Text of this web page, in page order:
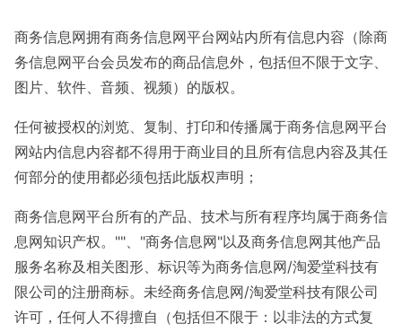
商务信息网拥有商务信息网平台网站内所有信息内容（除商
务信息网平台会员发布的商品信息外，包括但不限于文字、
图片、软件、音频、视频）的版权。
任何被授权的浏览、复制、打印和传播属于商务信息网平台
网站内信息内容都不得用于商业目的且所有信息内容及其任
何部分的使用都必须包括此版权声明；
商务信息网平台所有的产品、技术与所有程序均属于商务信
息网知识产权。""、"商务信息网"以及商务信息网其他产品
服务名称及相关图形、标识等为商务信息网/淘爱堂科技有
限公司的注册商标。未经商务信息网/淘爱堂科技有限公司
许可，任何人不得擅自（包括但不限于：以非法的方式复